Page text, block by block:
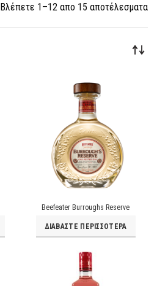
Βλέπετε 1–12 απο 15 αποτέλεσματα
Beefeater Burroughs Reserve
ΔΙΑΒΆΣΤΕ ΠΕΡΙΣΣΌΤΕΡΑ